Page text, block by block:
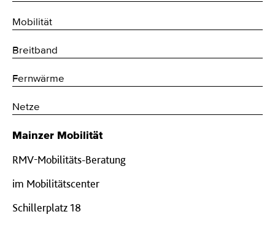
Mobilität
Breitband
Fernwärme
Netze
Mainzer Mobilität
RMV-Mobilitäts-Beratung
im Mobilitätscenter
Schillerplatz 18